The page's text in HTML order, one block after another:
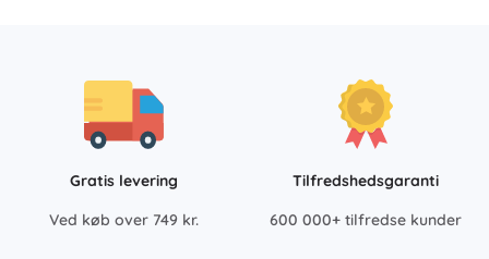
Gratis levering
Ved køb over 749 kr.
Tilfredshedsgaranti
600 000+ tilfredse kunder